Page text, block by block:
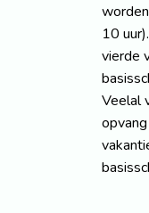
10
vierde
Veelal